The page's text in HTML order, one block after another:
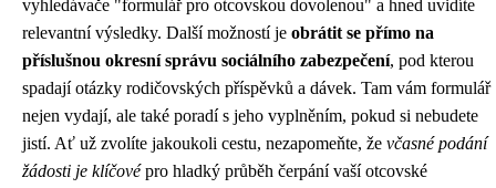
vyhledávače "formulář pro otcovskou dovolenou" a hned uvidíte
relevantní výsledky. Další možností je obrátit se přímo na
příslušnou okresní správu sociálního zabezpečení, pod kterou
spadají otázky rodičovských příspěvků a dávek. Tam vám formulář
nejen vydají, ale také poradí s jeho vyplněním, pokud si nebudete
jistí. Ať už zvolíte jakoukoli cestu, nezapomeňte, že včasné podání
žádosti je klíčovépro hladký průběh čerpání vaší otcovské